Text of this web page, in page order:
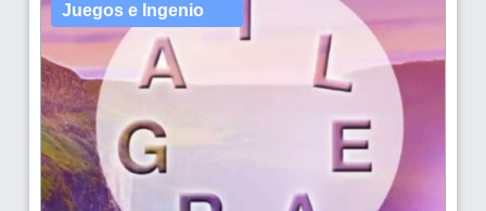
Juegos e Ingenio